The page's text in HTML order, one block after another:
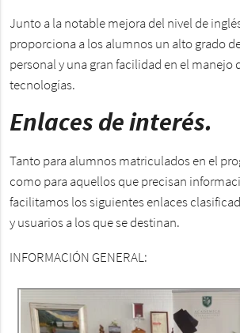
Junto a la notable mejora del nivel de
proporciona a los alumnos un alto grado
personal y una gran facilidad en el manejo
tecnologías.
Enlaces de interés.
Tanto para alumnos matriculados en el
como para aquellos que precisan
facilitamos los siguientes enlaces
y usuarios a los que se destinan.
INFORMACIÓN GENERAL: